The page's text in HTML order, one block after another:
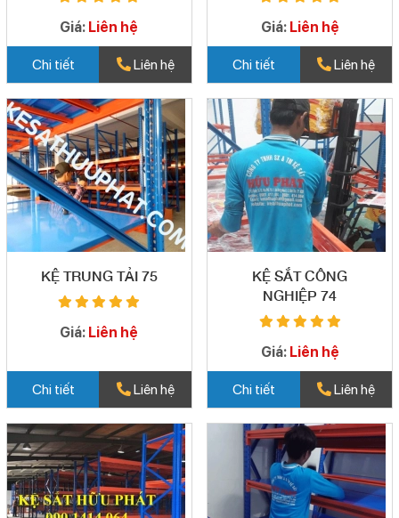
Giá: Liên hệ
Chi tiết Liên hệ
Giá: Liên hệ
Chi tiết Liên hệ
KỆ TRUNG TẢI 75
Giá: Liên hệ
Chi tiết Liên hệ
KỆ SẮT CÔNG
NGHIỆP 74
Giá: Liên hệ
Chi tiết Liên hệ